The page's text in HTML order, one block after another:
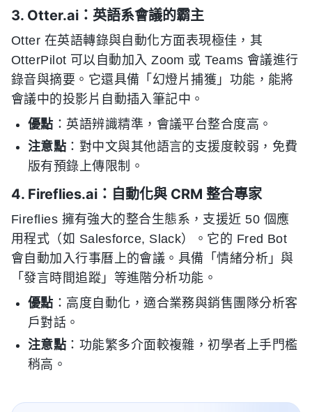
3. Otter.ai：英語系會議的霸主
Otter 在英語轉錄與自動化方面表現極佳，其
OtterPilot 可以自動加入 Zoom 或 Teams 會議進行
錄音與摘要。它還具備「幻燈片捕獲」功能，能將
會議中的投影片自動插入筆記中。
優點 ：英語辨識精準，會議平台整合度高。
注意點 ：對中文與其他語言的支援度較弱，免費
版有預錄上傳限制。
4. Fireflies.ai：自動化與 CRM 整合專家
Fireflies 擁有強大的整合生態系，支援近 50 個應
用程式（如 Salesforce, Slack）。它的 Fred Bot
會自動加入行事曆上的會議。具備「情緒分析」與
「發言時間追蹤」等進階分析功能。
優點 ：高度自動化，適合業務與銷售團隊分析客
戶對話。
注意點 ：功能繁多介面較複雜，初學者上手門檻
稍高。